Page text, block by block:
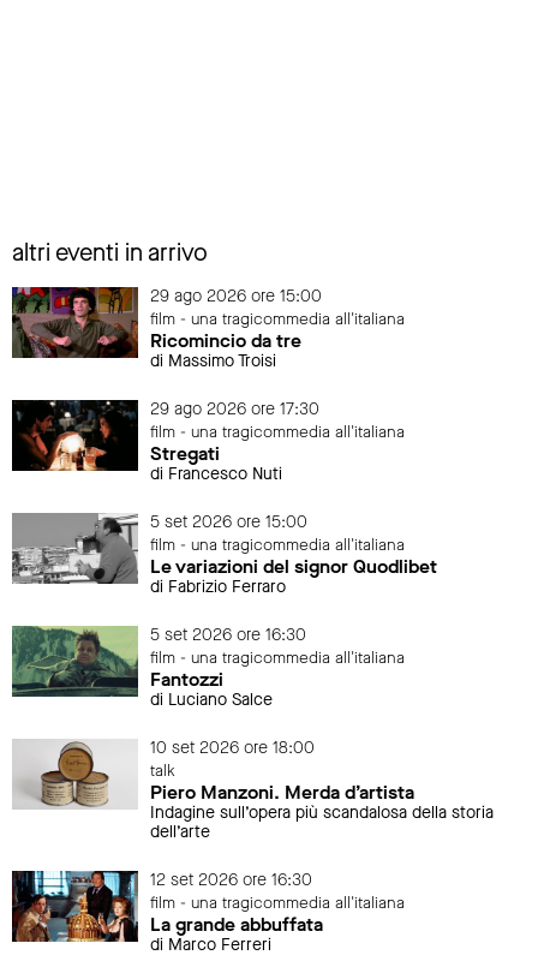
altri eventi in arrivo
29 ago 2026 ore 15:00
film - una tragicommedia all'italiana
Ricomincio da tre
di Massimo Troisi
29 ago 2026 ore 17:30
film - una tragicommedia all'italiana
Stregati
di Francesco Nuti
5 set 2026 ore 15:00
film - una tragicommedia all'italiana
Le variazioni del signor Quodlibet
di Fabrizio Ferraro
5 set 2026 ore 16:30
film - una tragicommedia all'italiana
Fantozzi
di Luciano Salce
10 set 2026 ore 18:00
talk
Piero Manzoni. Merda d’artista
Indagine sull’opera più scandalosa della storia
dell’arte
12 set 2026 ore 16:30
film - una tragicommedia all'italiana
La grande abbuffata
di Marco Ferreri